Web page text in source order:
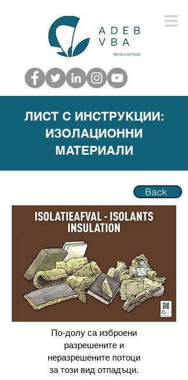
ЛИСТ С ИНСТРУКЦИИ:
ИЗОЛАЦИОННИ
МАТЕРИAЛИ
Back
По-долу са изброени
разрешените и
неразрешените потоци
за този вид отпадъци.